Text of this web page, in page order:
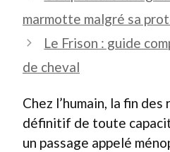
marmotte malgré sa
Le Frison : guide
de cheval
Chez l’humain, la fin
définitif de toute
un passage appelé